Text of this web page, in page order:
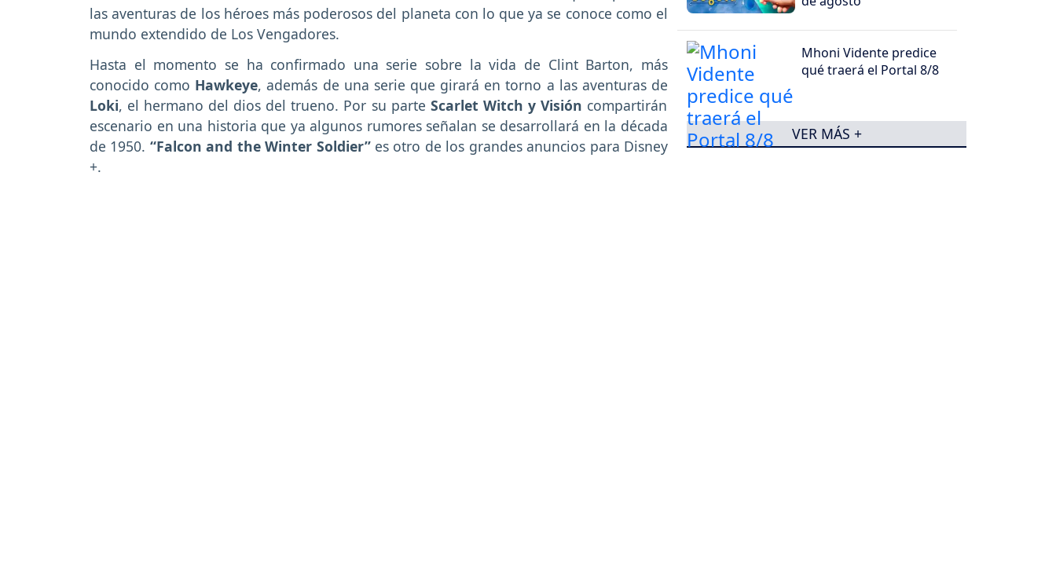
las aventuras de los héroes más poderosos del planeta con lo que ya se conoce como el
mundo extendido de Los Vengadores.
Hasta el momento se ha confirmado una serie sobre la vida de Clint Barton, más
conocido como Hawkeye, además de una serie que girará en torno a las aventuras de
Loki, el hermano del dios del trueno. Por su parte Scarlet Witch y Visión compartirán
escenario en una historia que ya algunos rumores señalan se desarrollará en la década
de 1950. “Falcon and the Winter Soldier”es otro de los grandes anuncios para Disney
+.
Mhoni Vidente predice
qué traerá el Portal 8/8
VER MÁS +